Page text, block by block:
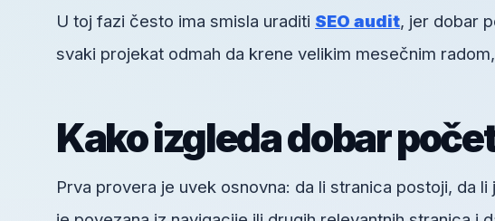
U toj fazi često ima smisla uraditi SEO audit, jer dobar
svaki projekat odmah da krene velikim mesečnim
Kako izgleda dobar
Prva provera je uvek osnovna: da li stranica postoji, da